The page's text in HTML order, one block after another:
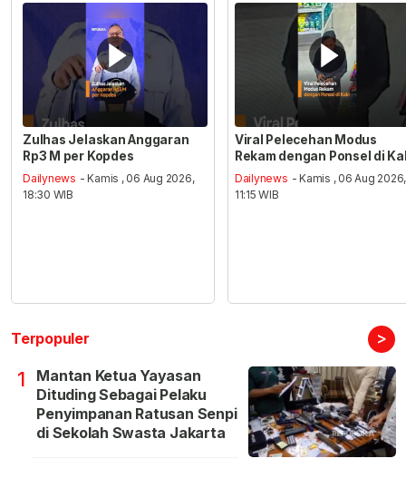
Zulhas Jelaskan Anggaran
Rp3 M per Kopdes
Dailynews - Kamis , 06 Aug 2026,
18:30 WIB
Viral Pelecehan Modus
Rekam dengan Ponsel di
Dailynews - Kamis , 06 Aug 2026,
11:15 WIB
Terpopuler >
1
Mantan Ketua Yayasan
Dituding Sebagai Pelaku
Penyimpanan Ratusan Senpi
di Sekolah Swasta Jakarta